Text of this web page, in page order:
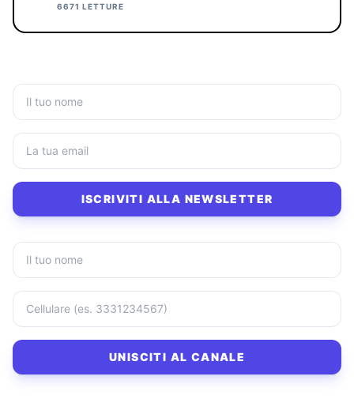
6671 LETTURE
ISCRIVITI ALLA NEWSLETTER
UNISCITI AL CANALE